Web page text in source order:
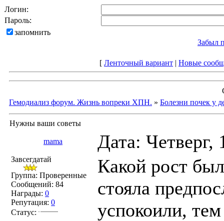
Логин:
Пароль:
запомнить
Забыл
[ Ленточный вариант | Новые
Гемодиализ форум. Жизнь вопреки ХПН. » Болезни почек у
Нужны ваши советы
mama Дата:
Завсегдатай
Группа: Проверенные
Сообщений: 84
Награды: 0
Репутация: 0
Статус:
Какой рост
стояла
успокоили,